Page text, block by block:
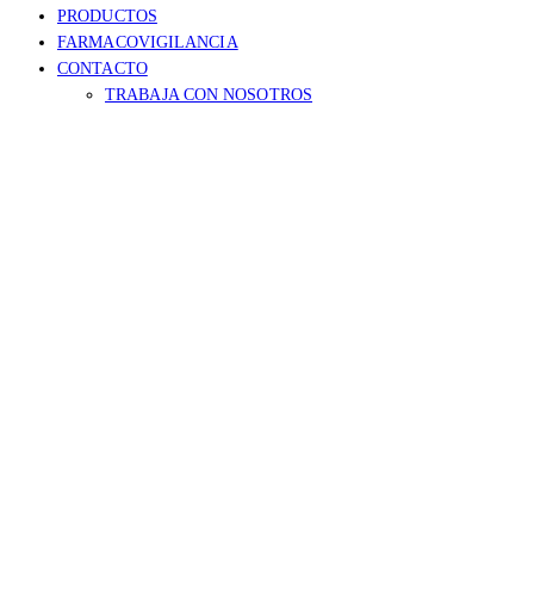
PRODUCTOS
FARMACOVIGILANCIA
CONTACTO
TRABAJA CON NOSOTROS